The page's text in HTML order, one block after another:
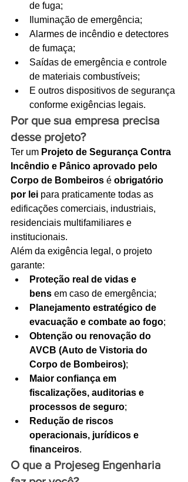
de fuga;
Iluminação de emergência;
Alarmes de incêndio e detectores
de fumaça;
Saídas de emergência e controle
de materiais combustíveis;
E outros dispositivos de segurança
conforme exigências legais.
Por que sua empresa precisa
desse projeto?
Ter um Projeto de Segurança Contra
Incêndio e Pânico aprovado pelo
Corpo de Bombeiros é obrigatório
por lei para praticamente todas as
edificações comerciais, industriais,
residenciais multifamiliares e
institucionais.
Além da exigência legal, o projeto
garante:
Proteção real de vidas e
bens em caso de emergência;
Planejamento estratégico de
evacuação e combate ao fogo;
Obtenção ou renovação do
AVCB (Auto de Vistoria do
Corpo de Bombeiros);
Maior confiança em
fiscalizações, auditorias e
processos de seguro;
Redução de riscos
operacionais, jurídicos e
financeiros.
O que a Projeseg Engenharia